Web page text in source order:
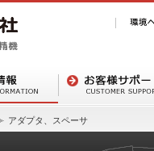
アダプタ、スペーサ